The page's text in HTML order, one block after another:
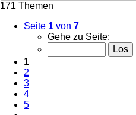
171 Themen
Seite 1 von 7
Gehe zu Seite:
1
2
3
4
5